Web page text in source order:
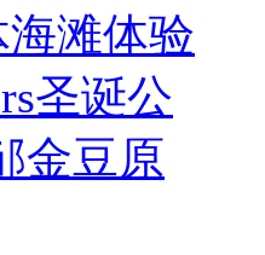
滩体验
圣诞公
金豆原